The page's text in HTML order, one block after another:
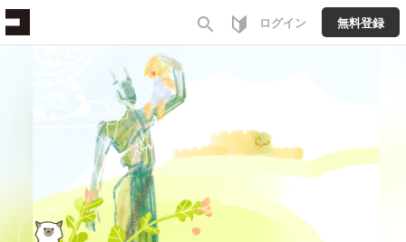
search ログイン 無料登録